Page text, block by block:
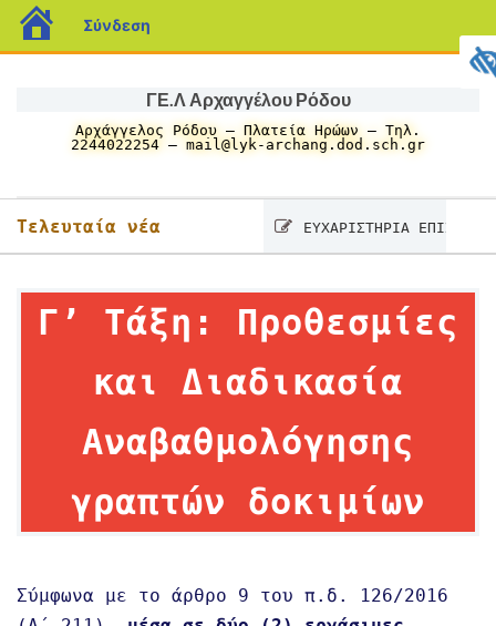
blogs.sch.gr
Σύνδεση
περιεχόμενο
ΓΕ.Λ Αρχαγγέλου Ρόδου
Αρχάγγελος Ρόδου – Πλατεία Ηρώων – Τηλ.
2244022254 – mail@lyk-archang.dod.sch.gr
ΕΥΧΑΡΙΣΤΗΡΙΑ ΕΠΙΣΤΟΛΗ
Τελευταία νέα
Γ’ Τάξη: Προθεσμίες
και Διαδικασία
Αναβαθμολόγησης
γραπτών δοκιμίων
Σύμφωνα με το άρθρο 9 του π.δ. 126/2016